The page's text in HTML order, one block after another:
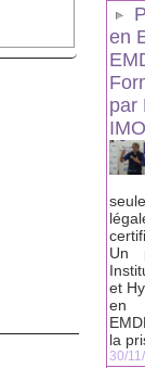
en
par
Un
et
en
la
30/